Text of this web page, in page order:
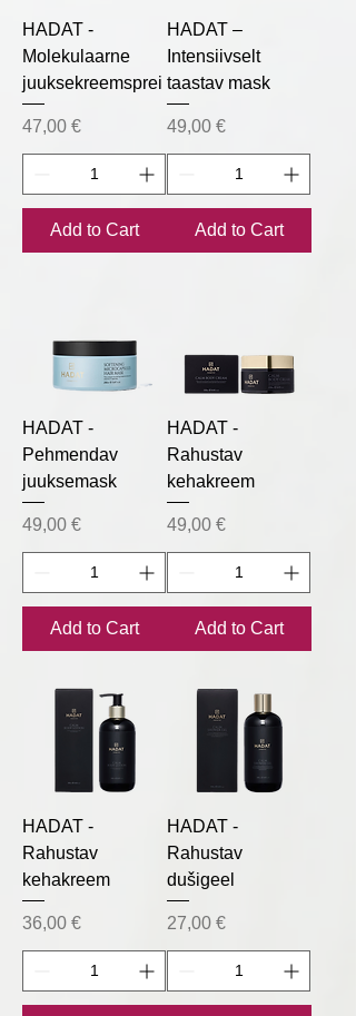
HADAT -
Molekulaarne
juuksekreemsprei
Price
47,00 €
Add to Cart
HADAT –
Intensiivselt
taastav mask
Price
49,00 €
Add to Cart
HADAT -
Pehmendav
juuksemask
Price
49,00 €
Add to Cart
HADAT -
Rahustav
kehakreem
Price
49,00 €
Add to Cart
HADAT -
Rahustav
kehakreem
Price
36,00 €
HADAT -
Rahustav
dušigeel
Price
27,00 €